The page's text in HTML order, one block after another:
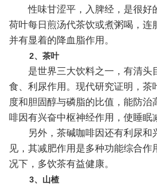
性味甘涩平，入脾经，是很好
荷叶每日煎汤代茶饮或煮粥喝，连
并有显着的降血脂作用。
2、茶叶
是世界三大饮料之一，有清头
食、利尿作用。现代研究证明，茶
度和胆固醇与磷脂的比值，能防治
啡因有兴奋中枢神经作用，使睡眠
另外，茶碱咖啡因还有利尿和
见，其减肥作用是多种功能综合
况下，多饮茶有益健康。
3、山楂